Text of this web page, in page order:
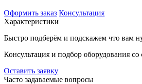
Оформить заказ Консультация
Характеристики
Быстро подберём и подскажем что вам
Консультация и подбор оборудования
Оставить заявку
Часто задаваемые вопросы